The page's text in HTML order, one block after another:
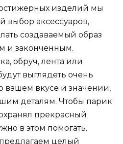
изделий мы
выбор аксессуаров,
создаваемый образ
и законченным.
обруч, лента или
выглядеть очень
вашем вкусе и значении,
деталям. Чтобы парик
прекрасный
в этом помогать.
целый